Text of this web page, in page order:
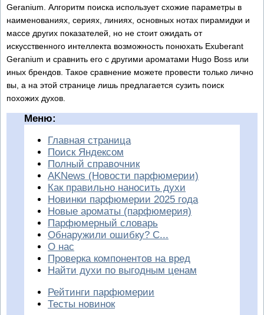
Geranium. Алгоритм поиска использует схожие параметры в
наименованиях, сериях, линиях, основных нотах пирамидки и
массе других показателей, но не стоит ожидать от
искусственного интеллекта возможность понюхать Exuberant
Geranium и сравнить его с другими ароматами Hugo Boss или
иных брендов. Такое сравнение можете провести только лично
вы, а на этой странице лишь предлагается сузить поиск
похожих духов.
Меню:
Главная страница
Поиск Яндексом
Полный справочник
AKNews (Новости парфюмерии)
Как правильно наносить духи
Новинки парфюмерии 2025 года
Новые ароматы (парфюмерия)
Парфюмерный словарь
Обнаружили ошибку? С...
О нас
Проверка компонентов на вред
Найти духи по выгодным ценам
Рейтинги парфюмерии
Тесты новинок